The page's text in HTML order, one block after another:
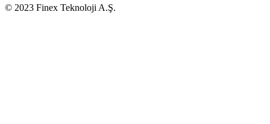
© 2023 Finex Teknoloji A.Ş.